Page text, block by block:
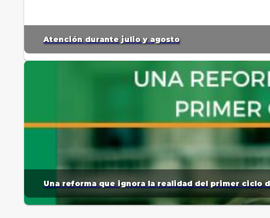
Atención durante julio y agosto
Una reforma que ignora la realidad del primer ciclo